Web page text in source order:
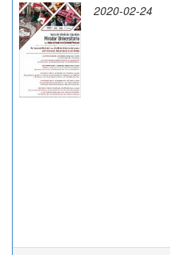
2020-02-24